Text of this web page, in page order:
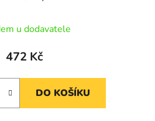
u dodavatele
472 Kč
DO KOŠÍKU